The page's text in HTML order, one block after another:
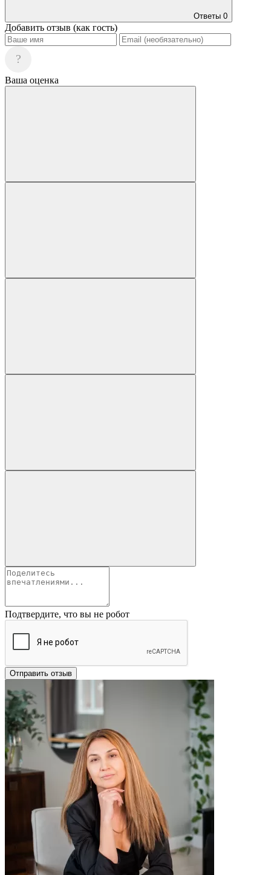
Ответы 0
Добавить отзыв (как гость)
?
Ваша оценка
Подтвердите, что вы не робот
Отправить отзыв